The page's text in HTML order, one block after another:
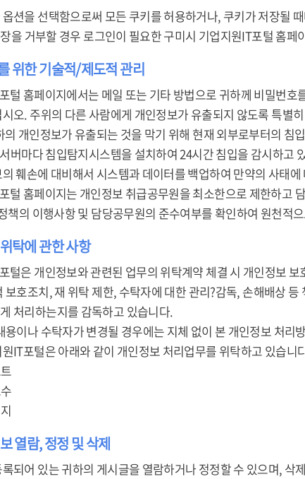
션을 선택함으로써 모든 쿠키를 허용하거나, 쿠키가 저장될
을 거부할 경우 로그인이 필요한 구미시 기업지원IT포털 홈
위한 기술적/제도적 관리
털 홈페이지에서는 메일 또는 기타 방법으로 귀하께 비밀번
오. 주위의 다른 사람에게 개인정보가 유출되지 않도록 특별
의 개인정보가 유출되는 것을 막기 위해 현재 외부로부터의
버마다 침입탐지시스템을 설치하여 24시간 침입을 감시하고
훼손에 대비해서 시스템과 데이터를 백업하여 만약의 사태
털 홈페이지는 개인정보 취급공무원을 최소한으로 제한하고
책의 이행사항 및 담당공무원의 준수여부를 확인하여 원천적
탁에 관한 사항
털은 개인정보와 관련된 업무의 위탁계약 체결 시 개인정보
보호조치, 재 위탁 제한, 수탁자에 대한 관리?감독, 손해배상
처리하는지를 감독하고 있습니다.
용이나 수탁자가 변경될 경우에는 지체 없이 본 개인정보 처리
IT포털은 아래와 같이 개인정보 처리업무를 위탁하고 있습니
열람, 정정 및 삭제
되어 있는 귀하의 게시글을 열람하거나 정정할 수 있으며, 삭